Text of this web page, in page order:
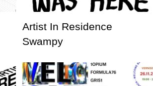
Artist In Residence
Swampy